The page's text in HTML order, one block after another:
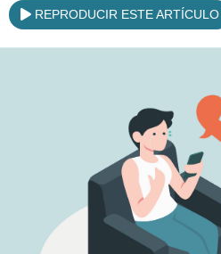
REPRODUCIR ESTE ARTÍCULO